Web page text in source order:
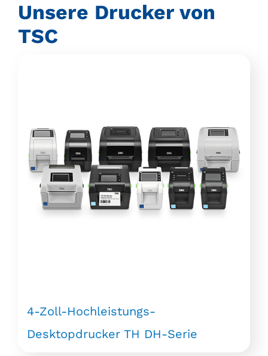
Unsere Drucker von
TSC
4-Zoll-Hochleistungs-
Desktopdrucker TH DH-Serie